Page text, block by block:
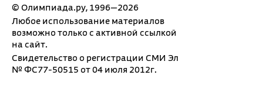
© Олимпиада.ру, 1996—2026
Любое использование материалов
возможно только с активной ссылкой
на сайт.
Свидетельство о регистрации СМИ Эл
№ ФС77-50515 от 04 июля 2012г.